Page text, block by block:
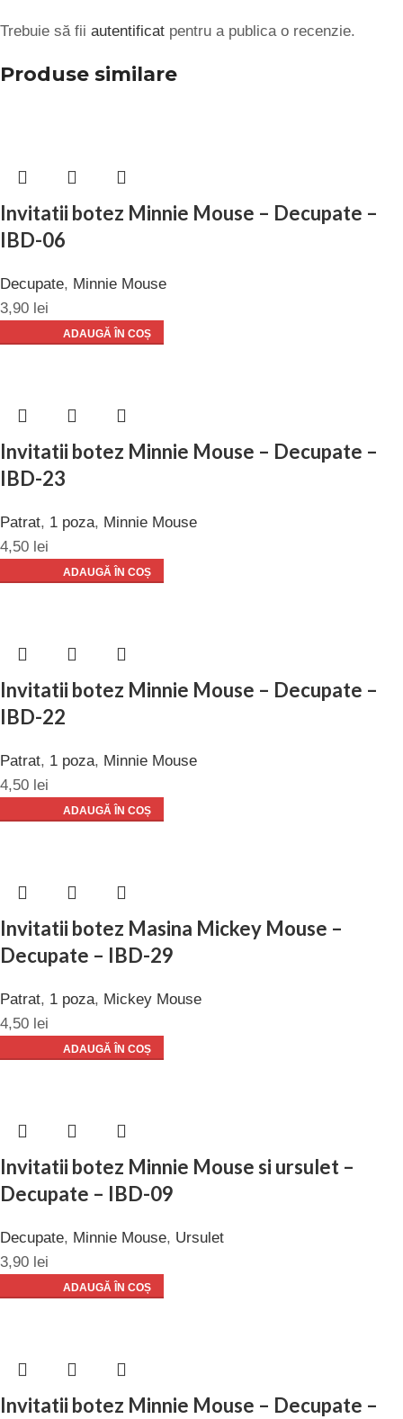
Trebuie să fii autentificat pentru a publica o recenzie.
Produse similare
Invitatii botez Minnie Mouse – Decupate –
IBD-06
Decupate, Minnie Mouse
3,90 lei
ADAUGĂ ÎN COȘ
Invitatii botez Minnie Mouse – Decupate –
IBD-23
Patrat, 1 poza, Minnie Mouse
4,50 lei
ADAUGĂ ÎN COȘ
Invitatii botez Minnie Mouse – Decupate –
IBD-22
Patrat, 1 poza, Minnie Mouse
4,50 lei
ADAUGĂ ÎN COȘ
Invitatii botez Masina Mickey Mouse –
Decupate – IBD-29
Patrat, 1 poza, Mickey Mouse
4,50 lei
ADAUGĂ ÎN COȘ
Invitatii botez Minnie Mouse si ursulet –
Decupate – IBD-09
Decupate, Minnie Mouse, Ursulet
3,90 lei
ADAUGĂ ÎN COȘ
Invitatii botez Minnie Mouse – Decupate –